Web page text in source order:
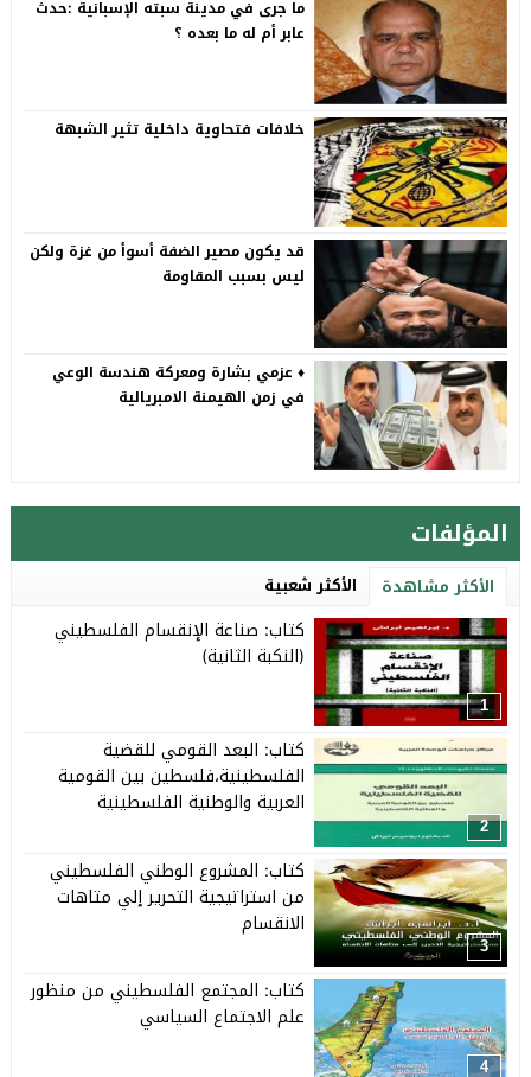
ما جرى في مدينة سبته الإسبانية :حدث
عابر أم له ما بعده ؟
خلافات فتحاوية داخلية تثير الشبهة
قد يكون مصير الضفة أسوأ من غزة ولكن
ليس بسبب المقاومة
♦️ عزمي بشارة ومعركة هندسة الوعي
في زمن الهيمنة الامبريالية
المؤلفات
الأكثر مشاهدة الأكثر شعبية
1
كتاب: صناعة الإنقسام الفلسطيني
(النكبة الثانية)
2
كتاب: البعد القومي للقضية
الفلسطينية،فلسطين بين القومية
العربية والوطنية الفلسطينية
3
كتاب: المشروع الوطني الفلسطيني
من استراتيجية التحرير إلي متاهات
الانقسام
4
كتاب: المجتمع الفلسطيني من منظور
علم الاجتماع السياسي